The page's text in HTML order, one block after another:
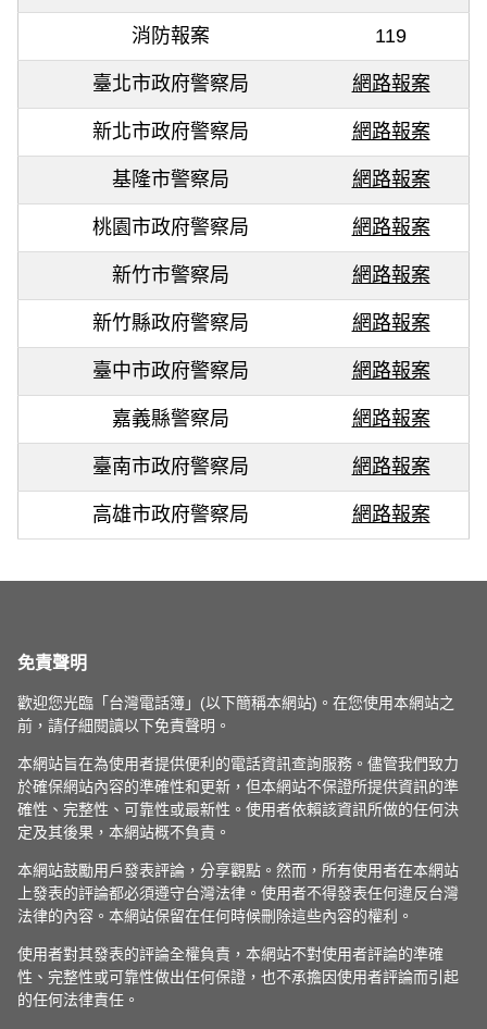
消防報案 119
臺北市政府警察局 網路報案
新北市政府警察局 網路報案
基隆市警察局 網路報案
桃園市政府警察局 網路報案
新竹市警察局 網路報案
新竹縣政府警察局 網路報案
臺中市政府警察局 網路報案
嘉義縣警察局 網路報案
臺南市政府警察局 網路報案
高雄市政府警察局 網路報案
免責聲明
歡迎您光臨「台灣電話簿」(以下簡稱本網站)。在您使用本網站之
前，請仔細閱讀以下免責聲明。
本網站旨在為使用者提供便利的電話資訊查詢服務。儘管我們致力
於確保網站內容的準確性和更新，但本網站不保證所提供資訊的準
確性、完整性、可靠性或最新性。使用者依賴該資訊所做的任何決
定及其後果，本網站概不負責。
本網站鼓勵用戶發表評論，分享觀點。然而，所有使用者在本網站
上發表的評論都必須遵守台灣法律。使用者不得發表任何違反台灣
法律的內容。本網站保留在任何時候刪除這些內容的權利。
使用者對其發表的評論全權負責，本網站不對使用者評論的準確
性、完整性或可靠性做出任何保證，也不承擔因使用者評論而引起
的任何法律責任。